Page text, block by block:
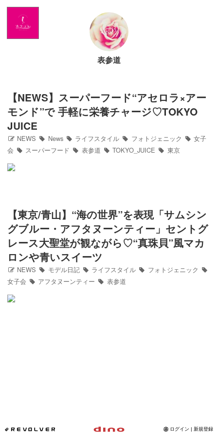
Home
NEWS
アメブロ
GLAMブログ
Profile
Instagram
写真館
カワコレ
表参道
【NEWS】スーパーフード“アセロラ×アー
モンド”で 手軽に栄養チャージ♡TOKYO
JUICE
NEWS News ライフスタイル フォトジェニック
女子
会
スーパーフード 表参道 TOKYO_JUICE 東京
【東京/青山】“海の世界”を表現「サムシン
グブルー・アフタヌーンティー」セントグ
レース大聖堂が観ながら♡“真珠貝”風マカ
ロンや青いスイーツ
NEWS モデル日記 ライフスタイル
フォトジェニック
女子会
アフタヌーンティー 表参道
*REVOLVER ログイン | 新規登録